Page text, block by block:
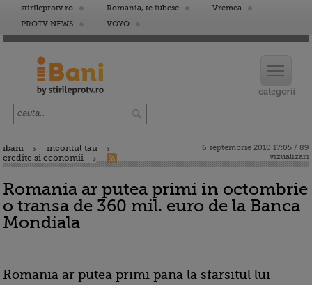
stirileprotv.ro Romania, te iubesc
Vremea
PROTV NEWS
VOYO
ibani
incontul tau
credite si economii
6 septembrie 2010 17:05 / 89
vizualizari
Romania ar putea primi in octombrie
o transa de 360 mil. euro de la Banca
Mondiala
Romania ar putea primi pana la sfarsitul lui